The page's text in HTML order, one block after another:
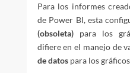
Para los informes
de Power BI, esta
(obsoleta) para los
difiere en el manejo de
de datos para los